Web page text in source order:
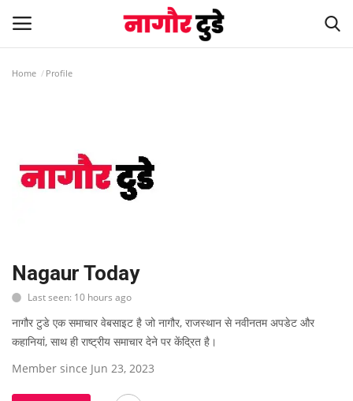
खेल
नागौर
खबर हटके
Home Profile
Nagaur Today
Last seen: 10 hours ago
नागौर टुडे एक समाचार वेबसाइट है जो नागौर, राजस्थान से नवीनतम अपडेट और
कहानियां, साथ ही राष्ट्रीय समाचार देने पर केंद्रित है।
Member since Jun 23, 2023